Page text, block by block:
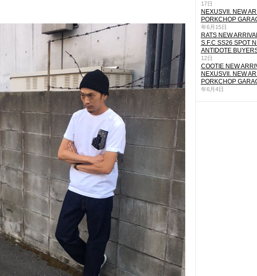
17日
NEXUSVII. NEW
PORKCHOP
年6月15日
RATS NEW
S.F.C SS26 SPOT
ANTIDOTE
12日
COOTIE NEW
NEXUSVII. NEW
PORKCHOP
年6月4日